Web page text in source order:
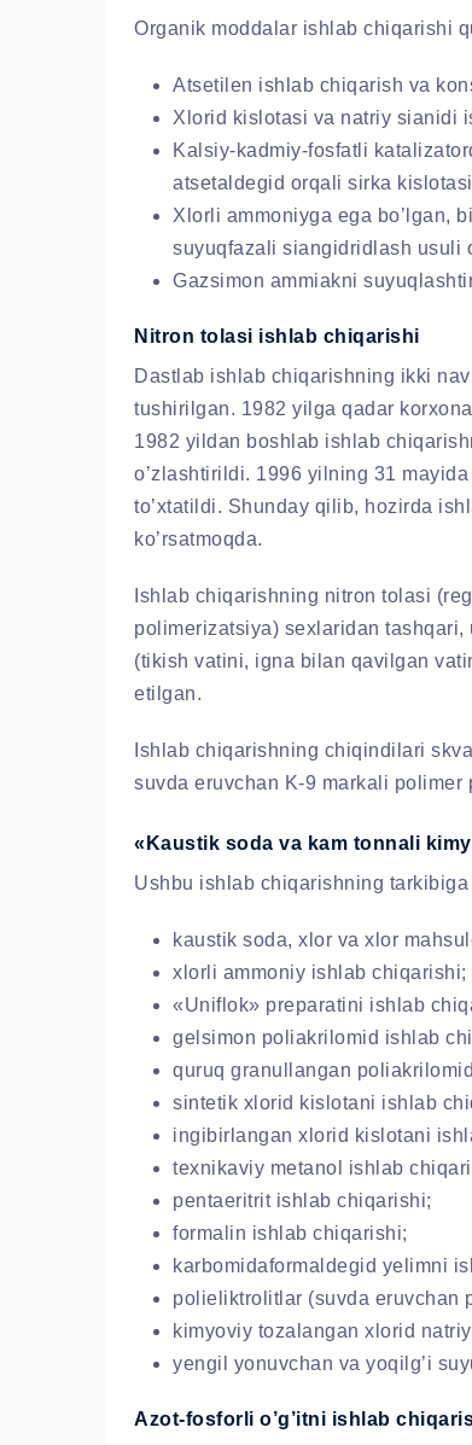
Organik moddalar ishlab chiqarishi
Atsetilen ishlab chiqarish va
Хlorid kislotasi va natriy sianidi
Kalsiy-kadmiy-fosfatli
atsetaldegid orqali sirka
Xlorli ammoniyga ega bo’lgan,
suyuqfazali siangidridlash usuli
Gazsimon ammiakni
Nitron tolasi ishlab chiqarishi
Dastlab ishlab chiqarishning ikki
tushirilgan. 1982 yilga qadar
1982 yildan boshlab ishlab
o’zlashtirildi. 1996 yilning 31
to’xtatildi. Shunday qilib, hozirda
ko’rsatmoqda.
Ishlab chiqarishning nitron tolasi
polimerizatsiya) sexlaridan tashqari,
(tikish vatini, igna bilan qavilgan
etilgan.
Ishlab chiqarishning chiqindilari
suvda eruvchan K-9 markali
«Kaustik soda va kam tonnali
Ushbu ishlab chiqarishning
kaustik soda, xlor va xlor
xlorli ammoniy ishlab chiqarishi;
«Uniflok» preparatini ishlab
gelsimon poliakrilomid ishlab
quruq granullangan
sintetik xlorid kislotani ishlab
ingibirlangan xlorid kislotani
texnikaviy metanol ishlab
pentaeritrit ishlab chiqarishi;
formalin ishlab chiqarishi;
karbomidaformaldegid yelimni
polieliktrolitlar (suvda eruvchan
kimyoviy tozalangan xlorid
yengil yonuvchan va yoqilg’i
Azot-fosforli o’g’itni ishlab